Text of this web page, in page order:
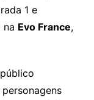
1 e
na Evo France,